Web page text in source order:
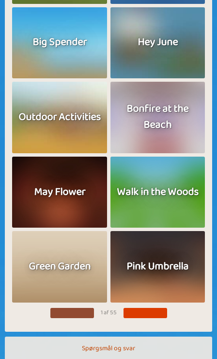
Big Spender Hey June
Outdoor Activities
Bonfire at the
Beach
May Flower Walk in the Woods
Green Garden Pink Umbrella
1 af 55
Spørgsmål og svar